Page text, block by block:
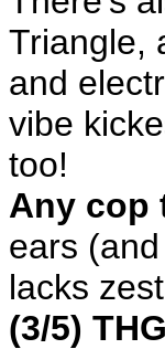
Triangle,
and
vibe
too!
Any cop
ears
lacks
(3/5)